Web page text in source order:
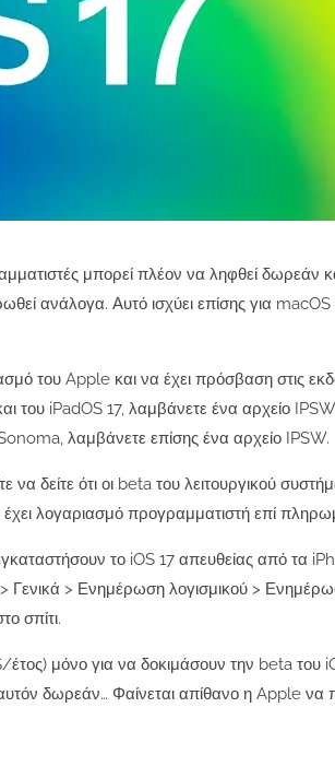
μπορεί πλέον να ληφθεί δωρεάν
ανάλογα. Αυτό ισχύει επίσης για
του Apple και να έχει πρόσβαση στις
του iPadOS 17, λαμβάνετε ένα αρχείο
λαμβάνετε επίσης ένα αρχείο IPSW.
δείτε ότι οι beta του λειτουργικού
λογαριασμό προγραμματιστή επί
το iOS 17 απευθείας από τα
Γενικά > Ενημέρωση λογισμικού >
σπίτι.
μόνο για να δοκιμάσουν την beta του
δωρεάν… Φαίνεται απίθανο η Apple να